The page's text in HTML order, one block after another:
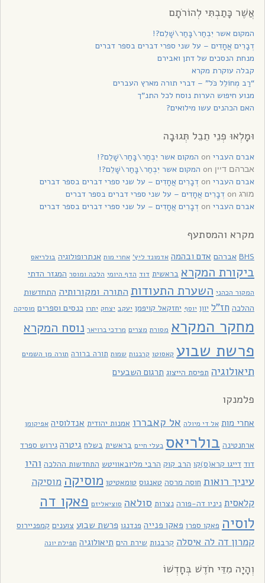
אֲשֶׁר כָּתַבְתִּי לְהוֹרֹתָם
המקום אשר יִבְחַר\בָּחַר\שָׁלֵם?!
דְבָרִים אֲחָדִים – על שני ספרי דברים בספר דברים
מנחת הנסכים של דתן ואבירם
קבלה עוקרת מקרא
“רַב מְחוֹלֵל כֹּל” – דברי תורה מארץ העברים
מנוע חיפוש הערות נוסח לכל התנ”ך
האם הכהנים עשו מילואים?
וּמָלְאוּ פְנֵי תֵבֵל תְּגוּבָה
אברם העברי המקום אשר יִבְחַר\בָּחַר\שָׁלֵם?!
אברהם דיין
המקום אשר יִבְחַר\בָּחַר\שָׁלֵם?!
אברם העברי
דְבָרִים אֲחָדִים – על שני ספרי דברים בספר דברים
מורג
דְבָרִים אֲחָדִים – על שני ספרי דברים בספר דברים
אברם העברי
דְבָרִים אֲחָדִים – על שני ספרי דברים בספר דברים
מקרא והמסתעף
BHS אברהם אדם ובהמה אדמונד ליץ' אחרי מות אנתרופולוגיה בולריאס
ביקורת המקרא בראשית דוד הדף היומי הלכה ומוסר המגזר הדתי
המקור הכהני השערת התעודות התורה ומקורותיה התחדשות
ההלכה חז"ל יוון יוסף יחזקאל קויפמן יעקב יצחק יתרו כנסים וספרים מוסיקה
מחקר המקרא מסורת מצרים מרדכי ברויאר נוסח המקרא
פרשת שבוע קאסוטו קרבנות שמות תורה ברורה תורה מן השמים
תיאולוגיה תפיסת הייצוג תרגום השבעים
פלמנקו
אחרי מות אל די מיולה אל קאבררו אמנות יהודית אנדלוסיה אפיקומן
ארחנטינה בולריאס בעלי חיים בראשית בשלח גיטרה גירוש ספרד
דוד דייגו קרא(ס)קו הרב קוק הרבי מליובאוויטש התחדשות ההלכה והיו
עיניך רואות חוסה מרסה טאנגוס טומאטיטו מוסיקה מוסיקה
קלאסית ניניו דה-פורה נצרות סולאה סוציאליזם פאקו דה
לוסיה פאקו ספרו פאקו פנייה פנדנגו פרשת שבוע צוענים קמפניירוס
קמרון דה לה איסלה קרבנות שירת הים תיאולוגיה תפילת יונה
וְהָיָה מִדֵּי חֹדֶשׁ בְּחָדְשׁוֹ